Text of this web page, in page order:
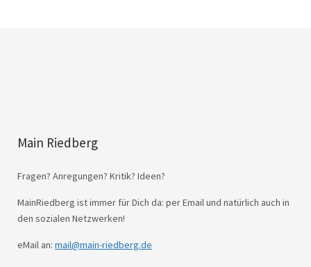
Main Riedberg
Fragen? Anregungen? Kritik? Ideen?
MainRiedberg ist immer für Dich da: per Email und natürlich auch in
den sozialen Netzwerken!
eMail an: mail@main-riedberg.de